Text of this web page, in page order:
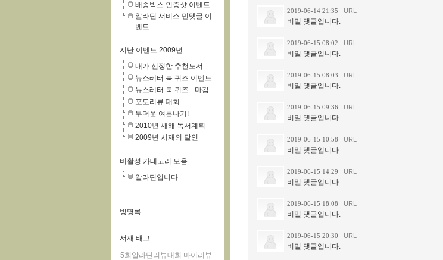
2019-06-14 21:35 URL
비밀 댓글입니다.
2019-06-15 08:02 URL
비밀 댓글입니다.
2019-06-15 08:03 URL
비밀 댓글입니다.
2019-06-15 09:36 URL
비밀 댓글입니다.
2019-06-15 10:58 URL
비밀 댓글입니다.
2019-06-15 14:29 URL
비밀 댓글입니다.
2019-06-15 18:08 URL
비밀 댓글입니다.
2019-06-15 20:30 URL
비밀 댓글입니다.
배송박스 인증샷 이벤트
알라딘 서비스 먼댓글 이
벤트
지난 이벤트 2009년
내가 선정한 추천도서
뉴스레터 북 퀴즈 이벤트
뉴스레터 북 퀴즈 - 마감
포토리뷰 대회
무더운 여름나기!
2010년 새해 독서계획
2009년 서재의 달인
비활성 카테고리 모음
알라딘입니다
방명록
서재 태그
5회알라딘리뷰대회 마이리뷰